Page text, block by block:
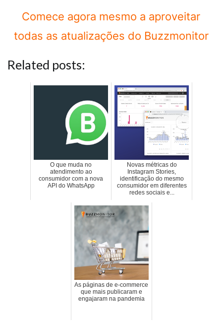
Comece agora mesmo a aproveitar
todas as atualizações do Buzzmonitor
Related posts:
O que muda no
atendimento ao
consumidor com a nova
API do WhatsApp
Novas métricas do
Instagram Stories,
identificação do mesmo
consumidor em diferentes
redes sociais e...
As páginas de e-commerce
que mais publicaram e
engajaram na pandemia